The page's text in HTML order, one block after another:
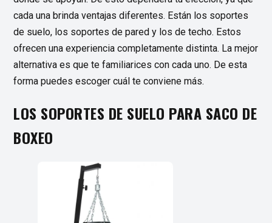
cada una brinda ventajas diferentes. Están los soportes
de suelo, los soportes de pared y los de techo. Estos
ofrecen una experiencia completamente distinta. La mejor
alternativa es que te familiarices con cada uno. De esta
forma puedes escoger cuál te conviene más.
LOS SOPORTES DE SUELO PARA SACO DE
BOXEO